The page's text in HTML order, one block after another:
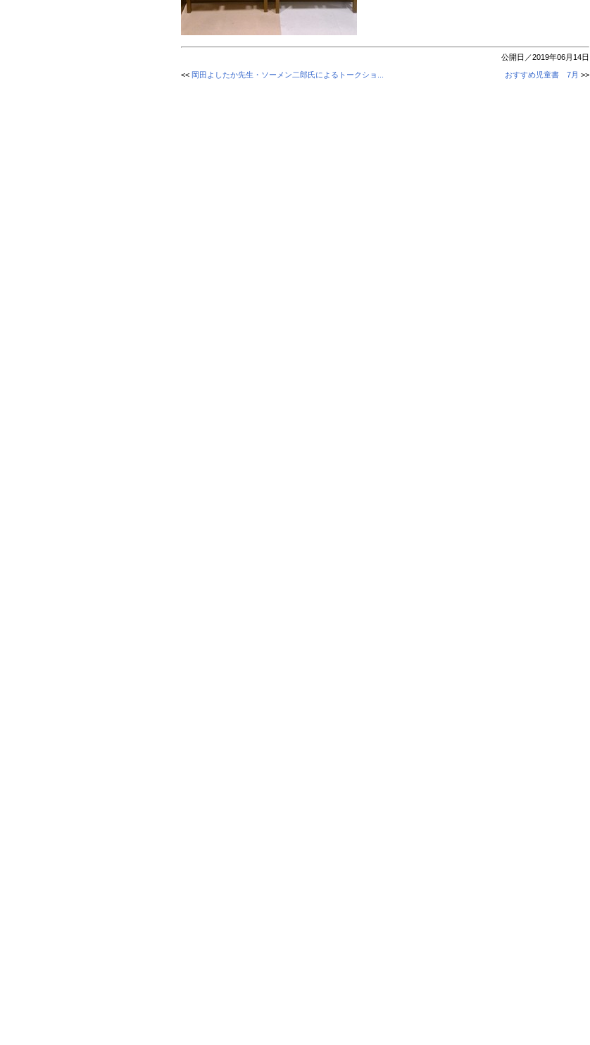
公開日／2019年06月14日
<< 岡田よしたか先生・ソーメン二郎氏によるトークショ... おすすめ児童書 7月 >>